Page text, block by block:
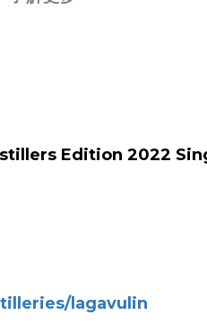
Edition 2022
lagavulin